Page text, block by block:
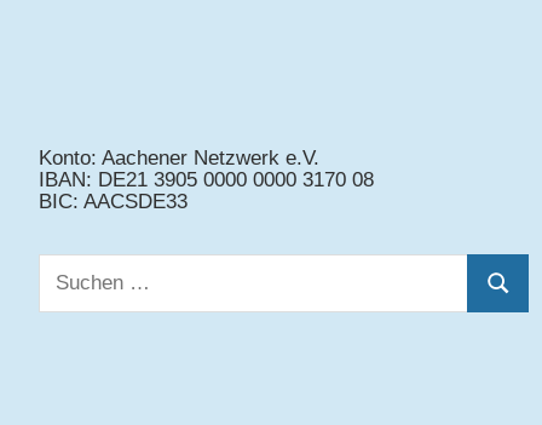
Konto: Aachener Netzwerk e.V.
IBAN: DE21 3905 0000 0000 3170 08
BIC: AACSDE33
Suchen
nach: